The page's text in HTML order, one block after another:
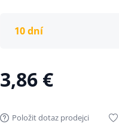
10 dní
3,86 €
Položit dotaz prodejci